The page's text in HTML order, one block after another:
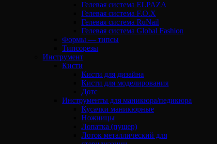
Гелевая система ELPAZA
Гелевая система F.O.X
Гелевая система RuNail
Гелевая система Global Fashion
Формы — типсы
Типсорезы
Инструмент
Кисти
Кисти для дизайна
Кисти для моделирования
Дотс
Инструменты для маникюра/педикюра
Кусачки маникюрные
Ножницы
Лопатка (пушер)
Лоток металлический для